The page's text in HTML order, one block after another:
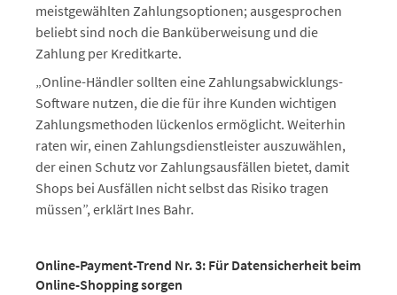
meistgewählten Zahlungsoptionen; ausgesprochen
beliebt sind noch die Banküberweisung und die
Zahlung per Kreditkarte.
„Online-Händler sollten eine Zahlungsabwicklungs-
Software nutzen, die die für ihre Kunden wichtigen
Zahlungsmethoden lückenlos ermöglicht. Weiterhin
raten wir, einen Zahlungsdienstleister auszuwählen,
der einen Schutz vor Zahlungsausfällen bietet, damit
Shops bei Ausfällen nicht selbst das Risiko tragen
müssen”, erklärt Ines Bahr.
Online-Payment-Trend Nr. 3: Für Datensicherheit beim
Online-Shopping sorgen